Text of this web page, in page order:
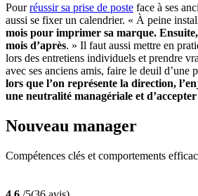
Pourréussir sa prise de poste face à ses
aussi se fixer un calendrier. « À peine
mois pour imprimer sa marque.
mois d’après. » Il faut aussi mettre en
lors des entretiens individuels et prendre
avec ses anciens amis, faire le deuil d’une
lors que l’on représente la direction,
une neutralité managériale et
Nouveau manager
Compétences clés et comportements